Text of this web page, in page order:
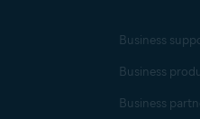
Business
Business
Business